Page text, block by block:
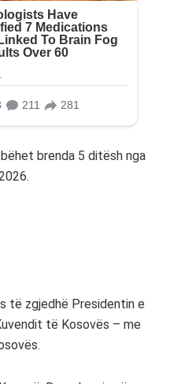
brenda 5 ditësh nga
të zgjedhë Presidentin e
të Kosovës – me